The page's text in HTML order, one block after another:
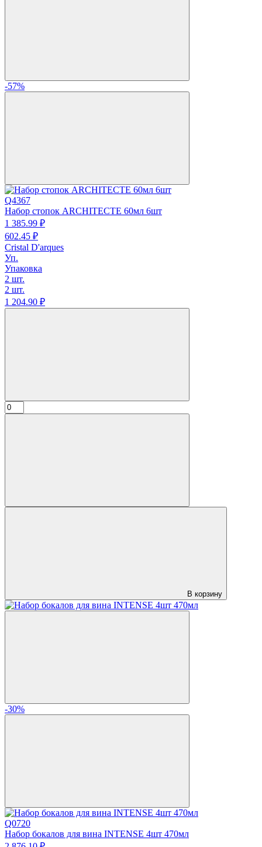
-57%
Q4367
Набор стопок ARCHITECTE 60мл 6шт
1 385.99 ₽
602.45 ₽
Cristal D'arques
Уп.
Упаковка
2 шт.
2 шт.
1 204.90 ₽
В корзину
-30%
Q0720
Набор бокалов для вина INTENSE 4шт 470мл